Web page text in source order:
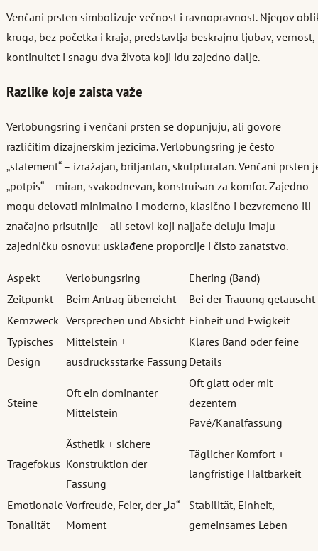
Venčani prsten simbolizuje večnost i ravnopravnost. Njegov
kruga, bez početka i kraja, predstavlja beskrajnu ljubav, vernost,
kontinuitet i snagu dva života koji idu zajedno dalje.
Razlike koje zaista važe
Verlobungsring i venčani prsten se dopunjuju, ali govore
različitim dizajnerskim jezicima. Verlobungsring je često
„statement“ – izražajan, briljantan, skulpturalan. Venčani prsten
„potpis“ – miran, svakodnevan, konstruisan za komfor. Zajedno
mogu delovati minimalno i moderno, klasično i bezvremeno ili
značajno prisutnije – ali setovi koji najjače deluju imaju
zajedničku osnovu: usklađene proporcije i čisto zanatstvo.
Aspekt Verlobungsring
Ehering (Band)
Zeitpunkt
Beim Antrag überreicht
Bei der Trauung getauscht
Kernzweck Versprechen und Absicht Einheit und Ewigkeit
Typisches
Design
Mittelstein +
ausdrucksstarke Fassung
Klares Band oder feine
Details
Steine
Oft ein dominanter
Mittelstein
Oft glatt oder mit
dezentem
Pavé/Kanalfassung
Tragefokus
Ästhetik + sichere
Konstruktion der
Fassung
Täglicher Komfort +
langfristige Haltbarkeit
Emotionale
Tonalität
Vorfreude, Feier, der „Ja“-
Moment
Stabilität, Einheit,
gemeinsames Leben